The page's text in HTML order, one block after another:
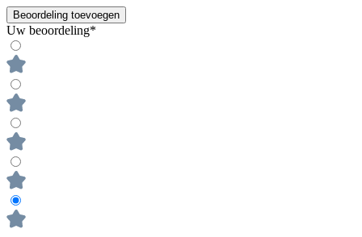
Beoordeling toevoegen
Uw beoordeling*